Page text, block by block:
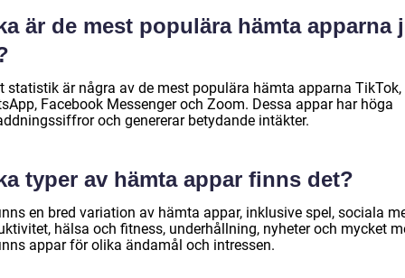
är de mest populära hämta apparna
statistik är några av de mest populära hämta apparna TikTok,
Facebook Messenger och Zoom. Dessa appar har höga
och genererar betydande intäkter.
typer av hämta appar finns det?
en bred variation av hämta appar, inklusive spel, sociala
hälsa och fitness, underhållning, nyheter och mycket
appar för olika ändamål och intressen.